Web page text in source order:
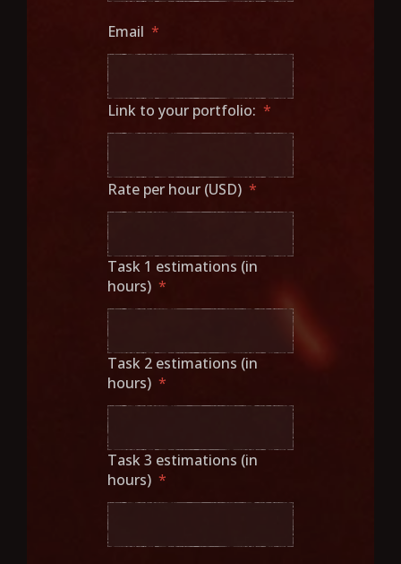
Email *
Link to your portfolio: *
Rate per hour (USD) *
Task 1 estimations (in
hours) *
Task 2 estimations (in
hours) *
Task 3 estimations (in
hours) *